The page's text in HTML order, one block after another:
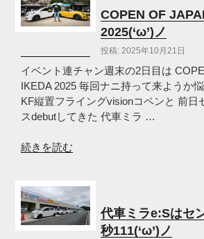
(‘ω’)
ノ”
会
in
ン
ト
ラ
ル！
(‘ω’)
の
COPEN OF
2025(‘ω’)ノ
投稿: 2025年10月21日
イベント連チャン週末の2日目は
IKEDA 2025 毎回ナニ持って来ようか
KF縦置フライングvisionコペンと 前日
スdebutしてきた 代車ミラ …
“COPEN
in
IKEDA
2025(‘ω’)
続きを読む
代車ミラe:Sはセ
秒111(‘ω’)ノ